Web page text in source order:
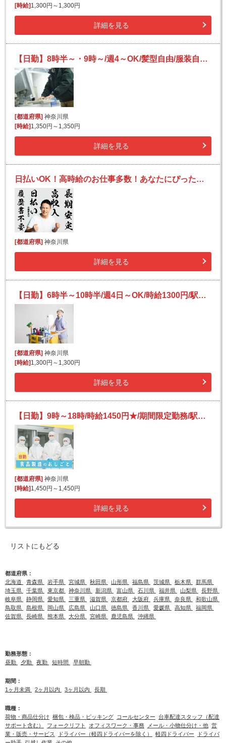
[時給]1,300円～1,300円
詳細を見る
【日勤】8時半～・9時～/週4～OK/髪型自由/服装自由/土日休み可/電子機器の仕分けなど/空調完備
[都道府県]神奈川県
[時給]1,350円～1,350円
詳細を見る
日払いOK！高時給のお仕事多数！あなたにぴったりのお仕事を見つけます！
[都道府県] 神奈川県
詳細を見る
【日勤】6時半～10時半/週4日～OK/時給1300円/駅チカ★/残業ほぼナシ♪/簡単お掃除アルバイト♪
[都道府県] 神奈川県
[時給] 1,300円～1,300円
詳細を見る
【日勤】9時～18時/時給1450円★/期間限定勤務/駅チカ！/未経験OK♪/肉まんなどの製造補助
[都道府県]神奈川県
[時給]1,450円～1,450円
詳細を見る
リストにもどる
都道府県：
北海道
青森県 岩手県 宮城県 秋田県 山形県 福島県 茨城県 栃木県
群馬県
埼玉県
千葉県 東京都 神奈川県 新潟県 富山県 石川県 福井県 山梨県
長野県
岐阜県
静岡県 愛知県 三重県 滋賀県 京都府 大阪府 兵庫県 奈良県
和歌山県
鳥取県
島根県 岡山県 広島県 山口県 徳島県 香川県 愛媛県 高知県
福岡県
佐賀県
長崎県 熊本県 大分県 宮崎県 鹿児島県 沖縄県
勤務形態：
昼勤
夕勤 夜勤 短時間 早朝勤
期間：
1ヶ月未満
2ヶ月以内 3ヶ月以内 長期
職種：
荷物・商品仕分け 梱包・検品・ピッキング コールセンター
台車配達スタッフ（配達
サポート含む）
フォークリフト オフィスワーク・事務 メール・小物仕分け・他 営
業・販売・サービス
ドライバー（軽四ドライバーを除く） 軽四ドライバー
ドライバ